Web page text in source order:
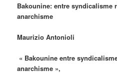
Bakounine:entre syndicalisme
anarchisme
Maurizio Antonioli
« Bakounine entre
anarchisme »,